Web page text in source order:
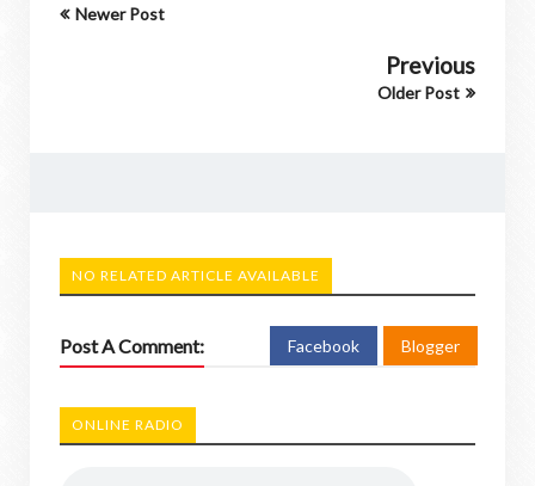
Newer Post
Previous
Older Post
NO RELATED ARTICLE AVAILABLE
Post A Comment: Facebook Blogger
ONLINE RADIO